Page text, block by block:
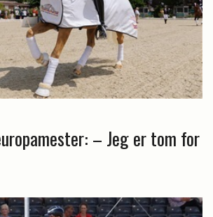
– Jeg er tom for